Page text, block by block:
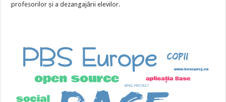
profesorilor și a dezangajării elevilor.